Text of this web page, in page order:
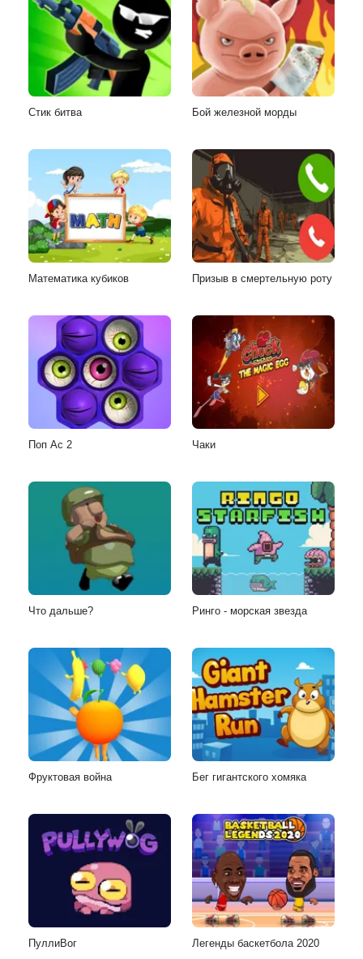
Стик битва Бой железной морды
Математика кубиков Призыв в смертельную роту
Поп Ас 2 Чаки
Что дальше? Ринго - морская звезда
Фруктовая война Бег гигантского хомяка
ПуллиВог Легенды баскетбола 2020